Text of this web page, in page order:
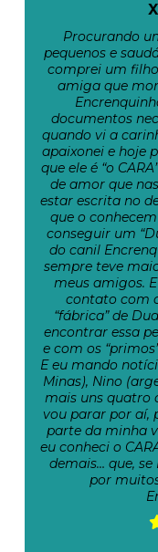
Procurando
pequenos e
comprei um
amiga que
documentos
quando vi a
apaixonei e hoje
que ele é “o
de amor que
estar escrita no
que o
conseguir um
do canil
sempre teve
meus amigos.
contato com
“fábrica” de
encontrar essa
e com os
E eu mando
Minas), Nino
mais uns quatro
vou parar por aí,
parte da minha
eu conheci o
demais… que,
por